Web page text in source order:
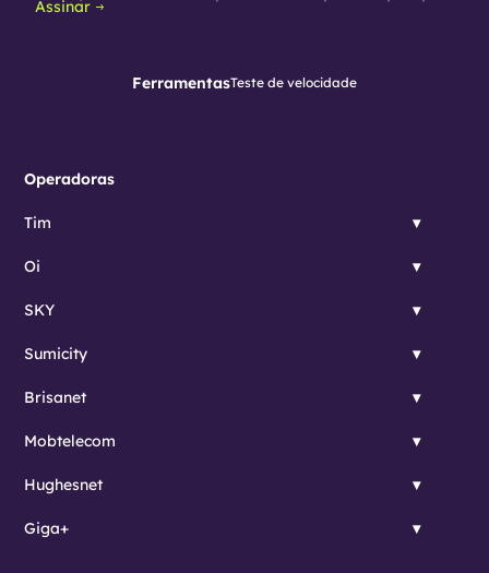
Assinar
FerramentasTeste de velocidade
Operadoras
Tim
Oi
SKY
Sumicity
Brisanet
Mobtelecom
Hughesnet
Giga+